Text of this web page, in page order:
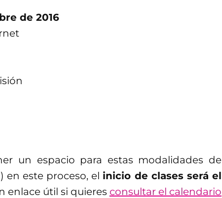
de 2016
un espacio para estas modalidades de
en este proceso, el inicio de clases será el
enlace útil si quieres consultar el calendario